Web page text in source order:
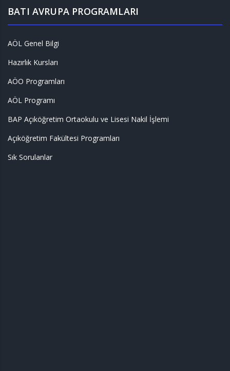
BATI AVRUPA PROGRAMLARI
AÖL Genel Bilgi
Hazırlık Kursları
AÖO Programları
AÖL Programı
BAP Açıköğretim Ortaokulu ve Lisesi Nakil İşlemi
Açıköğretim Fakültesi Programları
Sık Sorulanlar